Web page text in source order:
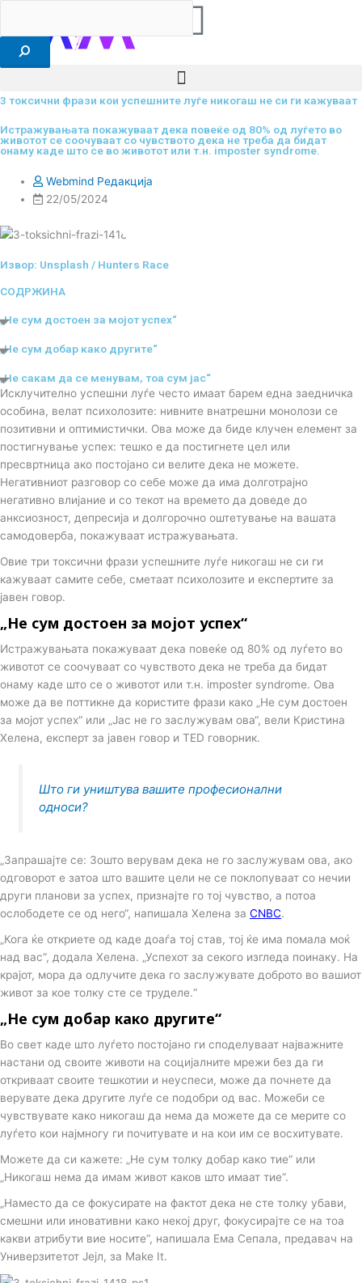
content
a
c
e
b
o
o
k
n
s
t
a
g
r
a
m
o
u
t
u
b
e
o
-
t
k
t
i
k
t
o
k
-
i
c
o
n
L
n
k
3 токсични фрази кои успешните луѓе никогаш не си ги кажуваат
Истражувањата покажуваат дека повеќе од 80% од луѓето во
животот се соочуваат со чувството дека не треба да бидат
онаму каде што се во животот или т.н. imposter syndrome.
Webmind Редакција
22/05/2024
Извор: Unsplash / Hunters Race
СОДРЖИНА
„Не сум достоен за мојот успех“
„Не сум добар како другите“
„Не сакам да се менувам, тоа сум јас“
Исклучително успешни луѓе често имаат барем една заедничка
особина, велат психолозите: нивните внатрешни монолози се
позитивни и оптимистички. Ова може да биде клучен елемент за
постигнување успех: тешко е да постигнете цел или
пресвртница ако постојано си велите дека не можете.
Негативниот разговор со себе може да има долготрајно
негативно влијание и со текот на времето да доведе до
анксиозност, депресија и долгорочно оштетување на вашата
самодоверба, покажуваат истражувањата.
Овие три токсични фрази успешните луѓе никогаш не си ги
кажуваат самите себе, сметаат психолозите и експертите за
јавен говор.
„Не сум достоен за мојот успех“
Истражувањата покажуваат дека повеќе од 80% од луѓето во
животот се соочуваат со чувството дека не треба да бидат
онаму каде што се о животот или т.н. imposter syndrome. Ова
може да ве поттикне да користите фрази како „Не сум достоен
за мојот успех“ или „Јас не го заслужувам ова“, вели Кристина
Хелена, експерт за јавен говор и TED говорник.
Што ги уништува вашите професионални
односи?
„Запрашајте се: Зошто верувам дека не го заслужувам ова, ако
одговорот е затоа што вашите цели не се поклопуваат со нечии
други планови за успех, признајте го тој чувствo, а потоа
ослободете се од него“, напишала Хелена за CNBC.
„Кога ќе откриете од каде доаѓа тој став, тој ќе има помала моќ
над вас“, додала Хелена. „Успехот за секого изгледа поинаку. На
крајот, мора да одлучите дека го заслужувате доброто во вашиот
живот за кое толку сте се труделе.“
„Не сум добар како другите“
Во свет каде што луѓето постојано ги споделуваат најважните
настани од своите животи на социјалните мрежи без да ги
откриваат своите тешкотии и неуспеси, може да почнете да
верувате дека другите луѓе се подобри од вас. Можеби се
чувствувате како никогаш да нема да можете да се мерите со
луѓето кои најмногу ги почитувате и на кои им се восхитувате.
Можете да си кажете: „Не сум толку добар како тие“ или
„Никогаш нема да имам живот каков што имаат тие“.
„Наместо да се фокусирате на фактот дека не сте толку убави,
смешни или иновативни како некој друг, фокусирајте се на тоа
какви атрибути вие носите“, напишала Ема Сепала, предавач на
Универзитетот Јејл, за Make It.